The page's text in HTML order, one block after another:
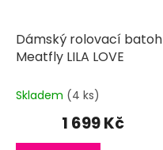
Dámský rolovací batoh
Meatfly LILA LOVE
Skladem (4 ks)
1 699 Kč